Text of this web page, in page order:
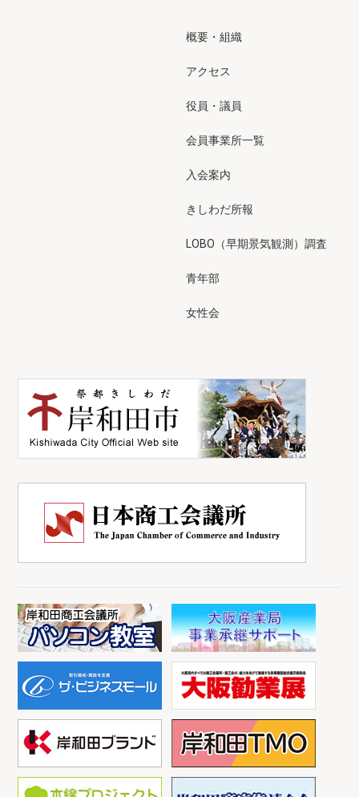
概要・組織
アクセス
役員・議員
会員事業所一覧
入会案内
きしわだ所報
LOBO（早期景気観測）調査
青年部
女性会